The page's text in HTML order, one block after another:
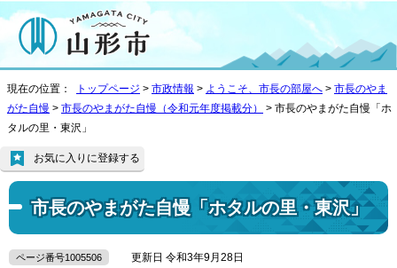
現在の位置： トップページ > 市政情報 > ようこそ、市長の部屋へ > 市長のやま
がた自慢 > 市長のやまがた自慢（令和元年度掲載分）
> 市長のやまがた自慢「ホ
タルの里・東沢」
市長のやまがた自慢「ホタルの里・東沢」
お気に入りに登録する
ページ番号1005506 更新日 令和3年9月28日